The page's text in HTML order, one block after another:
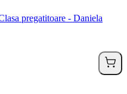
pregatitoare - Daniela